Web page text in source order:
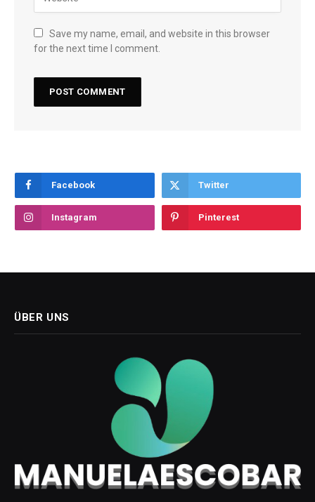
Save my name, email, and website in this browser
for the next time I comment.
Facebook Twitter
Instagram Pinterest
ÜBER UNS